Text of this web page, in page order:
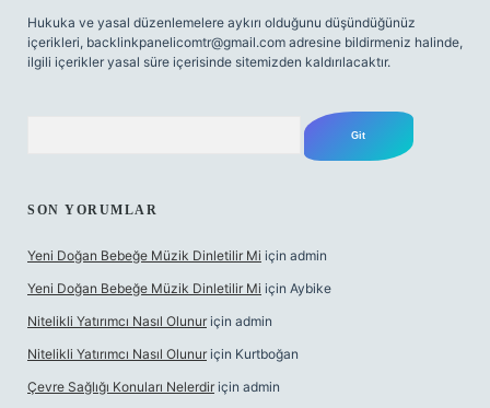
Hukuka ve yasal düzenlemelere aykırı olduğunu düşündüğünüz
içerikleri, backlinkpanelicomtr@gmail.com adresine bildirmeniz halinde,
ilgili içerikler yasal süre içerisinde sitemizden kaldırılacaktır.
SON YORUMLAR
Yeni Doğan Bebeğe Müzik Dinletilir Mi için admin
Yeni Doğan Bebeğe Müzik Dinletilir Mi için Aybike
Nitelikli Yatırımcı Nasıl Olunur için admin
Nitelikli Yatırımcı Nasıl Olunur için Kurtboğan
Çevre Sağlığı Konuları Nelerdir için admin